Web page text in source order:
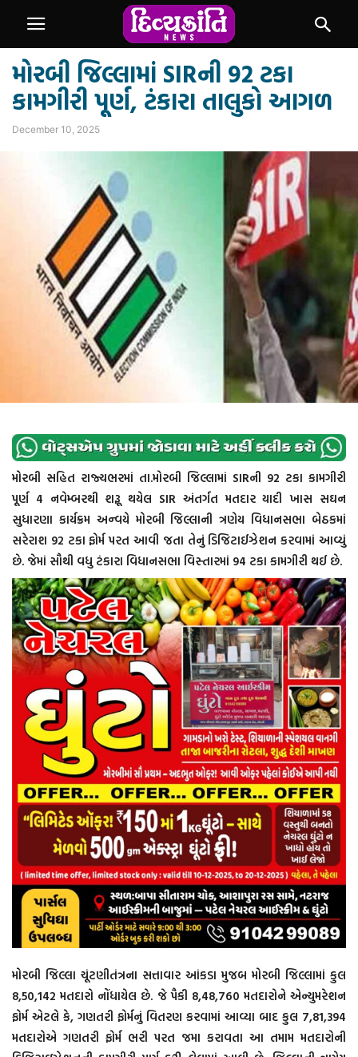
મોરબી જિલ્લામાં SIRની 92 ટકા
કામગીરી પૂર્ણ, ટંકારા તાલુકો આગળ
December 10, 2025
મોરબી સહિત રાજ્યભરમાં તા.મોરબી જિલ્લામાં SIRની 92 ટકા કામગીરી
પૂર્ણ 4 નવેમ્બરથી શરૂૂ થયેલ SIR અંતર્ગત મતદાર યાદી ખાસ સઘન
સુધારણા કાર્યક્રમ અન્વયે મોરબી જિલ્લાની ત્રણેય વિધાનસભા બેઠકમાં
સરેરાશ 92 ટકા ફોર્મ પરત આવી જતા તેનું ડિજિટાઈઝેશન કરવામાં આવ્યું
છે. જેમાં સૌથી વધુ ટંકારા વિધાનસભા વિસ્તારમાં 94 ટકા કામગીરી થઈ છે.
મોરબી જિલ્લા ચૂંટણીતંત્રના સત્તાવાર આંકડા મુજબ મોરબી જિલ્લામાં કુલ
8,50,142 મતદારો નોંધાયેલ છે. જે પૈકી 8,48,760 મતદારોને એન્યુમરેશન
ફોર્મ એટલે કે, ગણતરી ફોર્મનું વિતરણ કરવામાં આવ્યા બાદ કુલ 7,81,394
મતદારોએ ગણતરી ફોર્મ ભરી પરત જમા કરાવતા આ તમામ મતદારોની